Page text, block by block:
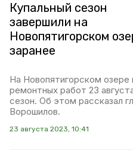
Купальный сезон
завершили на
Новопятигорском
заранее
На Новопятигорском озере
ремонтных работ 23
сезон. Об этом рассказал
Ворошилов.
23 августа 2023, 10:41